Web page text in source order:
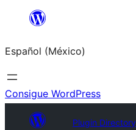
Saltar
contenido
Español (México)
Consigue WordPress
Plugin Directory